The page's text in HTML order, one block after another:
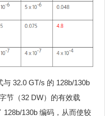
32.0 GT/s 的 128b/130b
节（32 DW）的有效载
128b/130b 编码，从而使较